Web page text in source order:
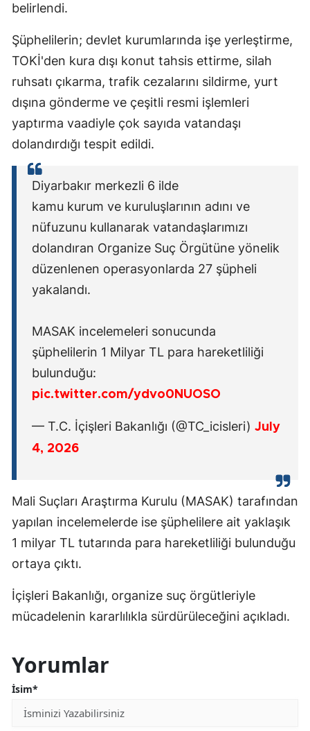
belirlendi.
Şüphelilerin; devlet kurumlarında işe yerleştirme,
TOKİ'den kura dışı konut tahsis ettirme, silah
ruhsatı çıkarma, trafik cezalarını sildirme, yurt
dışına gönderme ve çeşitli resmi işlemleri
yaptırma vaadiyle çok sayıda vatandaşı
dolandırdığı tespit edildi.
Diyarbakır merkezli 6 ilde
kamu kurum ve kuruluşlarının adını ve
nüfuzunu kullanarak vatandaşlarımızı
dolandıran Organize Suç Örgütüne yönelik
düzenlenen operasyonlarda 27 şüpheli
yakalandı.
MASAK incelemeleri sonucunda
şüphelilerin 1 Milyar TL para hareketliliği
bulunduğu:
pic.twitter.com/ydvo0NUOSO
— T.C. İçişleri Bakanlığı (@TC_icisleri) July
4, 2026
Mali Suçları Araştırma Kurulu (MASAK) tarafından
yapılan incelemelerde ise şüphelilere ait yaklaşık
1 milyar TL tutarında para hareketliliği bulunduğu
ortaya çıktı.
İçişleri Bakanlığı, organize suç örgütleriyle
mücadelenin kararlılıkla sürdürüleceğini açıkladı.
Yorumlar
İsim*